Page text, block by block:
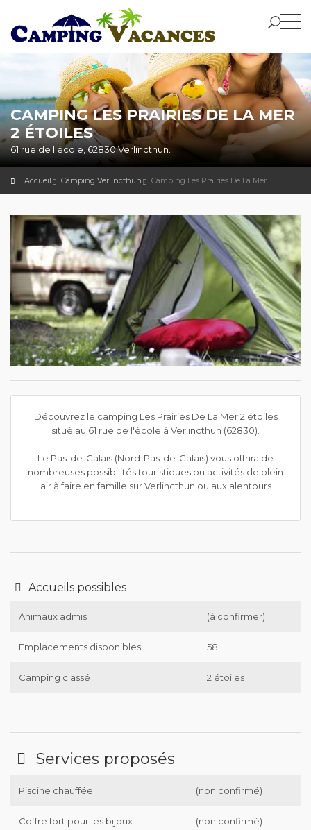
CAMPING LES PRAIRIES DE LA MER
2 ÉTOILES
61 rue de l'école, 62830 Verlincthun.
Accueil Camping Verlincthun Camping Les Prairies De La Mer
Découvrez le camping Les Prairies De La Mer 2 étoiles
situé au 61 rue de l'école à Verlincthun (62830).
Le Pas-de-Calais (Nord-Pas-de-Calais) vous offrira de
nombreuses possibilités touristiques ou activités de plein
air à faire en famille sur Verlincthun ou aux alentours
Accueils possibles
Animaux admis (à confirmer)
Emplacements disponibles 58
Camping classé 2 étoiles
Services proposés
Piscine chauffée (non confirmé)
Coffre fort pour les bijoux (non confirmé)